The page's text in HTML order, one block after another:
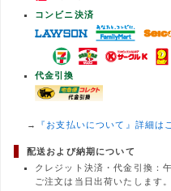
コンビニ決済
代金引換
→ 『お支払いについて』詳細は
配送および納期について
クレジット決済・代金引換：
ご注文は当日出荷いたします。